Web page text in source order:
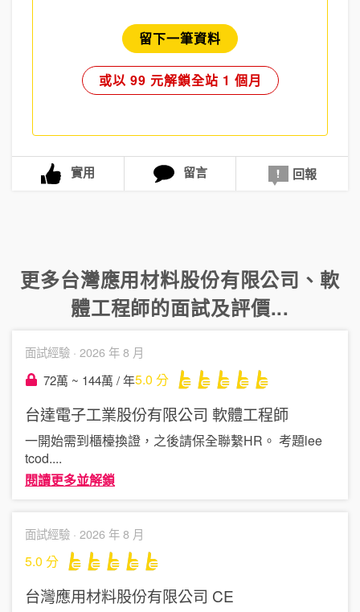
留下一筆資料
或以 99 元解鎖全站 1 個月
實用 留言 回報
更多台灣應用材料股份有限公司 、 軟
體工程師的面試及評價...
面試經驗 · 2026 年 8 月
72萬 ~ 144萬 / 年5.0 分
台達電子工業股份有限公司 軟體工程師
一開始需到櫃檯換證，之後請保全聯繫HR。 考題lee
tcod....
閱讀更多並解鎖
面試經驗 · 2026 年 8 月
5.0 分
台灣應用材料股份有限公司 CE